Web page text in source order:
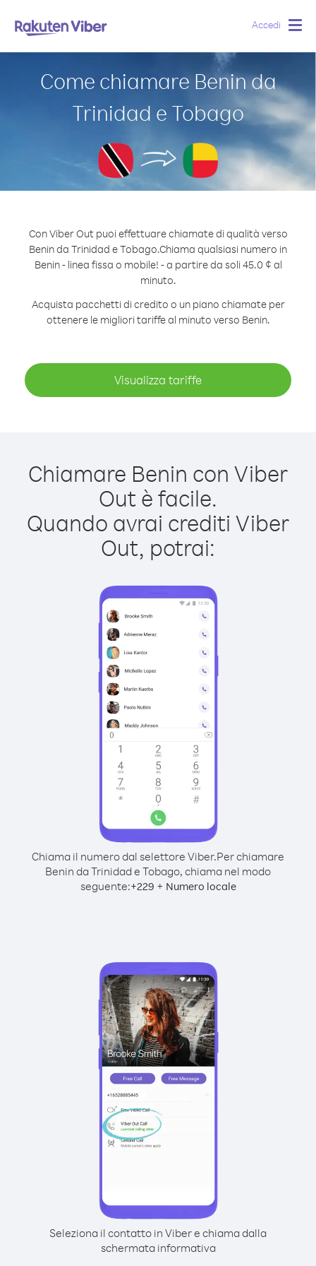
Accedi
Come chiamare Benin da
Trinidad e Tobago
Con Viber Out puoi effettuare chiamate di qualità verso
Benin da Trinidad e Tobago.Chiama qualsiasi numero in
Benin - linea fissa o mobile! - a partire da soli 45.0 ¢ al
minuto.
Acquista pacchetti di credito o un piano chiamate per
ottenere le migliori tariffe al minuto verso Benin.
Visualizza tariffe
Chiamare Benin con Viber
Out è facile.
Quando avrai crediti Viber
Out, potrai:
Chiama il numero dal selettore Viber.Per chiamare
Benin da Trinidad e Tobago, chiama nel modo
seguente:+229 + Numero locale
Seleziona il contatto in Viber e chiama dalla
schermata informativa